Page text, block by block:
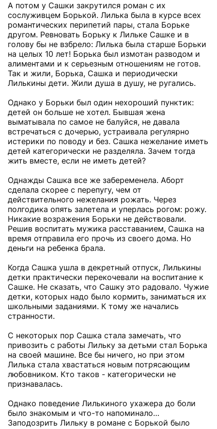
А потом у Сашки закрутился роман с их
сослуживцем Борькой. Лилька была в курсе всех
романтических перипетий пары, стала Борьке
другом. Ревновать Борьку к Лильке Сашке и в
голову бы не взбрело: Лилька была старше Борьки
на целых 10 лет! Борька был измотан разводом и
алиментами и к серьезным отношениям не готов.
Так и жили, Борька, Сашка и периодически
Лилькины дети. Жили душа в душу, не ругались.
Однако у Борьки был один нехороший пунктик:
детей он больше не хотел. Бывшая жена
выматывала по самое не балуйся, не давала
встречаться с дочерью, устраивала регулярно
истерики по поводу и без. Сашка нежелание иметь
детей категорически не разделяла. Зачем тогда
жить вместе, если не иметь детей?
Однажды Сашка все же забеременела. Аборт
сделала скорее с перепугу, чем от
действительного нежелания рожать. Через
полгодика опять залетела и уперлась рогом: рожу.
Никакие возражения Борьки не действовали.
Решив воспитать мужика расставанием, Сашка на
время отправила его прочь из своего дома. Но
деньги на ребенка брала.
Когда Сашка ушла в декретный отпуск, Лилькины
детки практически перекочевали на воспитание к
Сашке. Не сказать, что Сашку это радовало. Чужие
детки, которых надо было кормить, заниматься их
школьными заданиями. К тому же начались
странности.
С некоторых пор Сашка стала замечать, что
привозить с работы Лильку за детьми стал Борька
на своей машине. Все бы ничего, но при этом
Лилька стала хвастаться новым потрясающим
любовником. Кто таков - категорически не
признавалась.
Однако поведение Лилькиного ухажера до боли
было знакомым и что-то напоминало…
Заподозрить Лильку в романе с Борькой было